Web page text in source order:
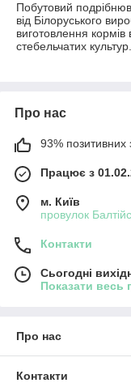
Побутовий
від Білоруського
виготовлення
стебельчатих культур.
Про нас
93% позитивних
Працює з
м. Київ
провулок
Контакти
Сьогодні
Показати весь
Про нас
Контакти